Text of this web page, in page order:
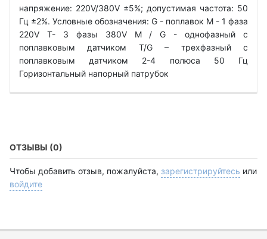
напряжение: 220V/380V ±5%; допустимая частота: 50
Гц ±2%. Условные обозначения: G - поплавок М - 1 фаза
220V Т- 3 фазы 380V M / G - однофазный с
поплавковым датчиком T/G – трехфазный с
поплавковым датчиком 2-4 полюса 50 Гц
Горизонтальный напорный патрубок
ОТЗЫВЫ (0)
Чтобы добавить отзыв, пожалуйста, зарегистрируйтесь или
войдите